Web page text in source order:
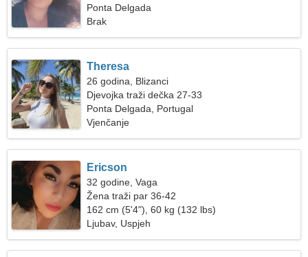
Ponta Delgada
Brak
Theresa
26 godina, Blizanci
Djevojka traži dečka 27-33
Ponta Delgada, Portugal
Vjenčanje
Ericson
32 godine, Vaga
Žena traži par 36-42
162 cm (5'4"), 60 kg (132 lbs)
Ljubav, Uspjeh